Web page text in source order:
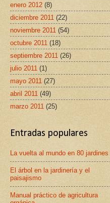
enero 2012 (8)
diciembre 2011 (22)
noviembre 2011 (54)
octubre 2011 (18)
septiembre 2011 (26)
julio 2011 (1)
mayo 2011 (27)
abril 2011 (49)
marzo 2011 (25)
Entradas populares
La vuelta al mundo en 80 jardines
El árbol en la jardinería y el
paisajismo
Manual práctico de agricultura